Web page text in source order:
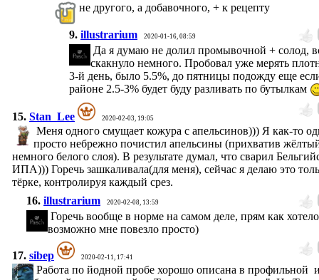
не другого, а добавочного, + к рецепту
9. illustrarium 2020-01-16, 08:59
Да я думаю не долил промывочной + солод,
скакнуло немного. Пробовал уже мерять
3-й день, было 5.5%, до пятницы подожду еще
районе 2.5-3% будет буду разливать по бутылкам
15. Stan_Lee 2020-02-03, 19:05
Меня одного смущает кожура с апельсинов))) Я как-то
просто небрежно почистил апельсины (прихватив
немного белого слоя). В результате думал, что сварил
ИПА))) Горечь зашкаливала(для меня), сейчас я делаю это
тёрке, контролируя каждый срез.
16. illustrarium 2020-02-08, 13:59
Горечь вообще в норме на самом деле, прям как
возможно мне повезло просто)
17. sibep 2020-02-11, 17:41
Работа по йодной пробе хорошо описана в профильной